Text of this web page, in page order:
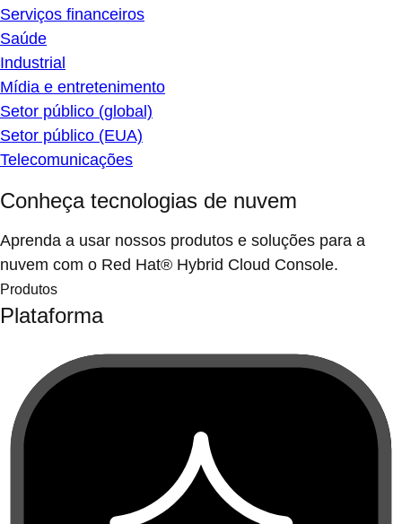
Serviços financeiros
Saúde
Industrial
Mídia e entretenimento
Setor público (global)
Setor público (EUA)
Telecomunicações
Conheça tecnologias de nuvem
Aprenda a usar nossos produtos e soluções para a
nuvem com o Red Hat® Hybrid Cloud Console.
Produtos
Plataforma